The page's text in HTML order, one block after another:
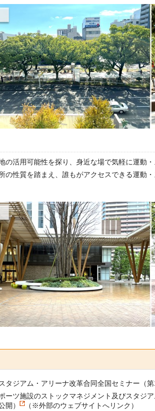
活用可能性を探り、身近な場で気軽に運動
性質を踏まえ、誰もがアクセスできる運動・
ジアム・アリーナ改革合同全国セミナー（
ーツ施設のストックマネジメント及びスタジ
開）
（※外部のウェブサイトへリンク）